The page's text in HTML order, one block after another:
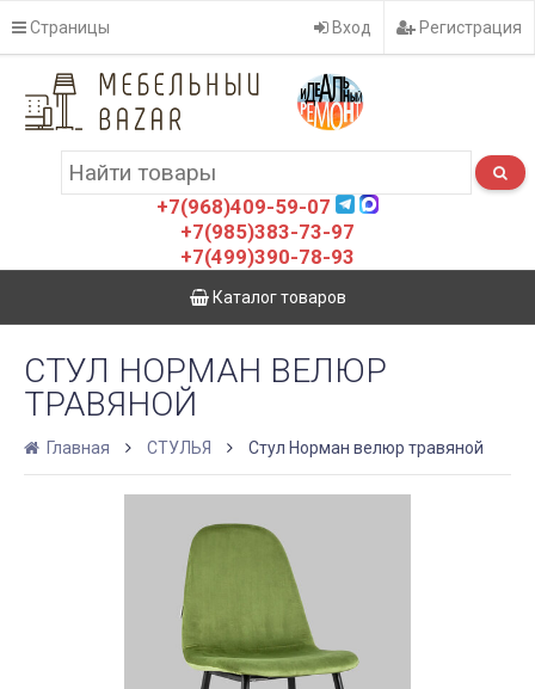
Страницы Вход Регистрация
+7(968)409-59-07
+7(985)383-73-97
+7(499)390-78-93
Каталог товаров
СТУЛ НОРМАН ВЕЛЮР
ТРАВЯНОЙ
Главная СТУЛЬЯ Стул Норман велюр травяной